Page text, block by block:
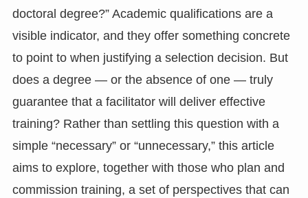
doctoral degree?” Academic qualifications are a
visible indicator, and they offer something concrete
to point to when justifying a selection decision. But
does a degree — or the absence of one — truly
guarantee that a facilitator will deliver effective
training? Rather than settling this question with a
simple “necessary” or “unnecessary,” this article
aims to explore, together with those who plan and
commission training, a set of perspectives that can